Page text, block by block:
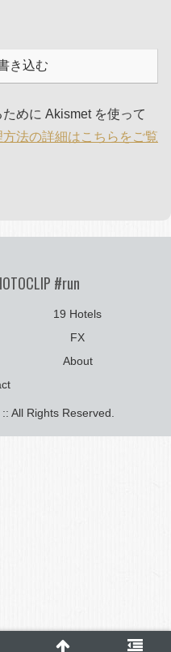
き込む
めに Akismet を使って
法の詳細はこちらをご覧
#run
19 Hotels
FX
About
All Rights Reserved.